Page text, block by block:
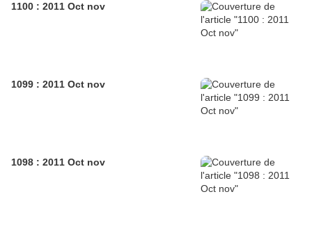
1100 : 2011 Oct nov
1099 : 2011 Oct nov
1098 : 2011 Oct nov